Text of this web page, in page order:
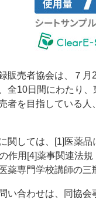
販売者協会は、７月
全10日間にわたり
者を目指している
関しては、[1]医薬品
作用[4]薬事関連法
薬専門学校講師の三
い合わせは、同協会